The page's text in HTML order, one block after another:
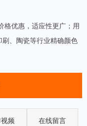
格优惠，适应性更广；用
、陶瓷等行业精确颜色
频 在线留言